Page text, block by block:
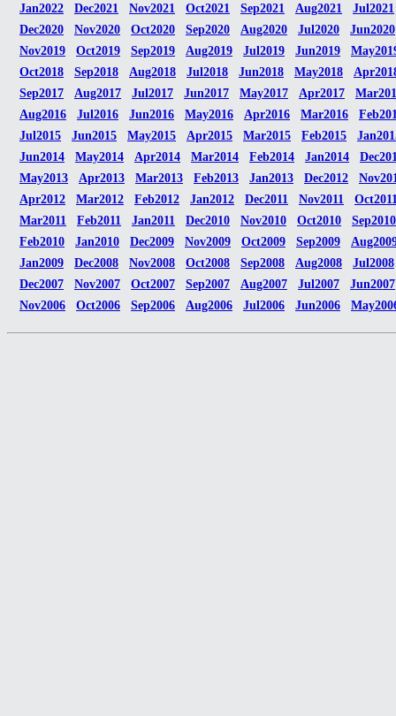
Jan2022
Dec2021 Nov2021 Oct2021 Sep2021 Aug2021
Jul2021
Dec2020
Nov2020 Oct2020 Sep2020 Aug2020 Jul2020
Jun2020
Nov2019
Oct2019 Sep2019 Aug2019 Jul2019 Jun2019
Oct2018
Sep2018 Aug2018 Jul2018 Jun2018 May2018
Sep2017
Aug2017 Jul2017 Jun2017 May2017 Apr2017
Aug2016
Jul2016 Jun2016 May2016 Apr2016 Mar2016
Jul2015
Jun2015 May2015 Apr2015 Mar2015 Feb2015
Jun2014
May2014 Apr2014 Mar2014 Feb2014 Jan2014
May2013
Apr2013 Mar2013 Feb2013 Jan2013 Dec2012
Apr2012
Mar2012 Feb2012 Jan2012 Dec2011 Nov2011
Mar2011
Feb2011 Jan2011 Dec2010 Nov2010 Oct2010
Sep2010
Feb2010
Jan2010 Dec2009 Nov2009 Oct2009 Sep2009
Jan2009
Dec2008 Nov2008 Oct2008 Sep2008 Aug2008
Jul2008
Dec2007
Nov2007 Oct2007 Sep2007 Aug2007 Jul2007
Jun2007
Nov2006
Oct2006 Sep2006 Aug2006 Jul2006 Jun2006